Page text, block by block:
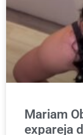
Mariam
expareja